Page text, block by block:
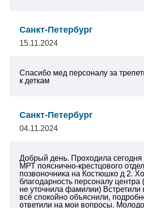
Санкт-Петербург
15.11.2024
Спасибо мед персоналу за
к деткам
Санкт-Петербург
04.11.2024
Добрый день. Проходила сегодня
МРТ пояснично-крестцового
позвоночника на Костюшко д 2.
благодарность персоналу
не уточнила фамилии) Встретили
всё спокойно объяснили,
ответили на мои вопросы.